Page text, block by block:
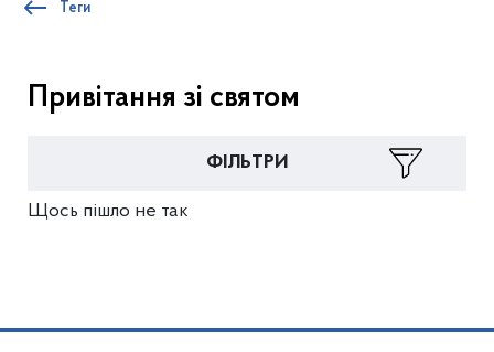
Теги
Привітання зі святом
ФІЛЬТРИ
Щось пішло не так